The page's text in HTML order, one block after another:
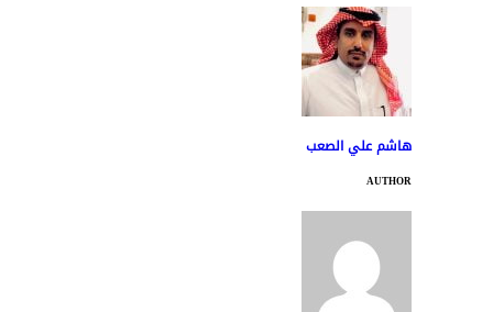
هاشم علي الصعب
AUTHOR